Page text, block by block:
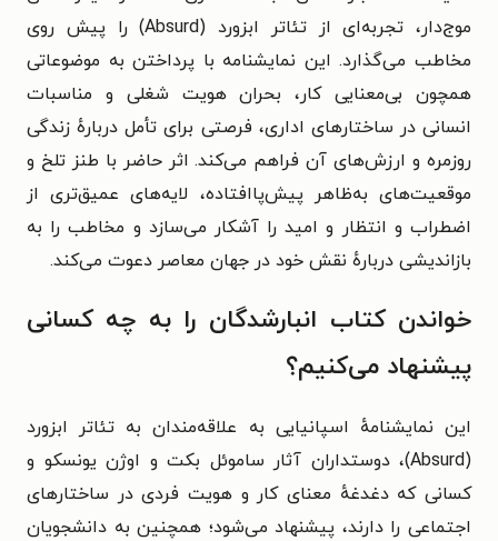
موج‌دار، تجربه‌ای از تئاتر ابزورد (Absurd) را پیش روی
مخاطب می‌گذارد. این نمایشنامه با پرداختن به موضوعاتی
همچون بی‌معنایی کار، بحران هویت شغلی و مناسبات
انسانی در ساختارهای اداری، فرصتی برای تأمل دربارهٔ زندگی
روزمره و ارزش‌های آن فراهم می‌کند. اثر حاضر با طنز تلخ و
موقعیت‌های به‌ظاهر پیش‌پاافتاده، لایه‌های عمیق‌تری از
اضطراب و انتظار و امید را آشکار می‌سازد و مخاطب را به
بازاندیشی دربارهٔ نقش خود در جهان معاصر دعوت می‌کند.
خواندن کتاب انبارشدگان را به چه کسانی
پیشنهاد می‌کنیم؟
این نمایشنامهٔ اسپانیایی به علاقه‌مندان به تئاتر ابزورد
(Absurd)، دوستداران آثار ساموئل بکت و اوژن یونسکو و
کسانی که دغدغهٔ معنای کار و هویت فردی در ساختارهای
اجتماعی را دارند، پیشنهاد می‌شود؛ همچنین به دانشجویان